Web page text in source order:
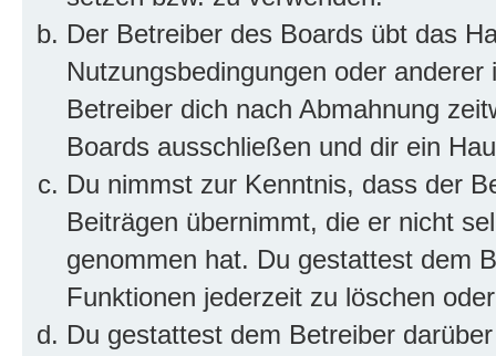
Der Betreiber des Boards übt das
Nutzungsbedingungen oder
Betreiber dich nach Abmahnung
Boards ausschließen und dir ein
Du nimmst zur Kenntnis, dass der
Beiträgen übernimmt, die er nicht
genommen hat. Du gestattest dem
Funktionen jederzeit zu löschen
Du gestattest dem Betreiber